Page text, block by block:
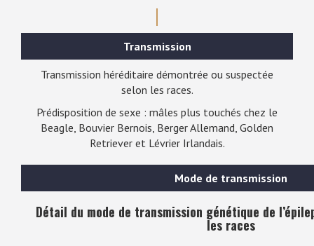
Transmission
Transmission héréditaire démontrée ou suspectée
selon les races.
Prédisposition de sexe : mâles plus touchés chez le
Beagle, Bouvier Bernois, Berger Allemand, Golden
Retriever et Lévrier Irlandais.
Mode de transmission
Détail du mode de transmission génétique de
les races